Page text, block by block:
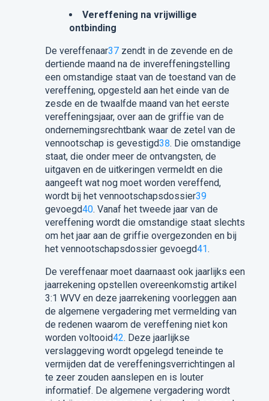
Vereffening na vrijwillige
ontbinding
De vereffenaar37zendt in de zevende en de
dertiende maand na de invereffeningstelling
een omstandige staat van de toestand van de
vereffening, opgesteld aan het einde van de
zesde en de twaalfde maand van het eerste
vereffeningsjaar, over aan de griffie van de
ondernemingsrechtbank waar de zetel van de
vennootschap is gevestigd38. Die omstandige
staat, die onder meer de ontvangsten, de
uitgaven en de uitkeringen vermeldt en die
aangeeft wat nog moet worden vereffend,
wordt bij het vennootschapsdossier39
gevoegd40. Vanaf het tweede jaar van de
vereffening wordt die omstandige staat slechts
om het jaar aan de griffie overgezonden en bij
het vennootschapsdossier gevoegd41.
De vereffenaar moet daarnaast ook jaarlijks een
jaarrekening opstellen overeenkomstig artikel
3:1 WVV en deze jaarrekening voorleggen aan
de algemene vergadering met vermelding van
de redenen waarom de vereffening niet kon
worden voltooid42. Deze jaarlijkse
verslaggeving wordt opgelegd teneinde te
vermijden dat de vereffeningsverrichtingen al
te zeer zouden aanslepen en is louter
informatief. De algemene vergadering wordt